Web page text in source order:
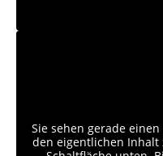
Sie sehen gerade
den eigentlichen Inhalt